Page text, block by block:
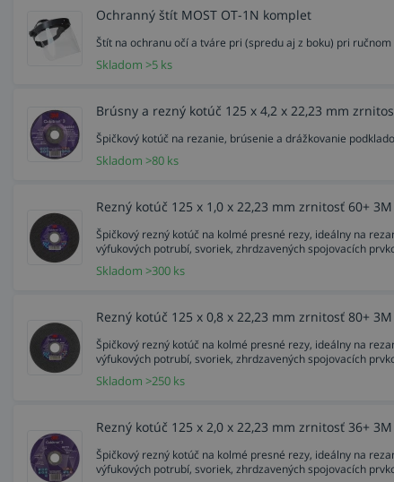
Ochranný štít MOST OT-1N komplet
Štít na ochranu očí a tváre pri (spredu aj z boku) pri
Skladom >5 ks
Brúsny a rezný kotúč 125 x 4,2 x 22,23 mm
Špičkový kotúč na rezanie, brúsenie a drážkovanie
Skladom >80 ks
Rezný kotúč 125 x 1,0 x 22,23 mm zrnitosť 60+
Špičkový rezný kotúč na kolmé presné rezy, ideálny na
výfukových potrubí, svoriek, zhrdzavených spojovacích
Skladom >300 ks
Rezný kotúč 125 x 0,8 x 22,23 mm zrnitosť 80+
Špičkový rezný kotúč na kolmé presné rezy, ideálny na
výfukových potrubí, svoriek, zhrdzavených spojovacích
Skladom >250 ks
Rezný kotúč 125 x 2,0 x 22,23 mm zrnitosť 36+
Špičkový rezný kotúč na kolmé presné rezy, ideálny na
výfukových potrubí, svoriek, zhrdzavených spojovacích